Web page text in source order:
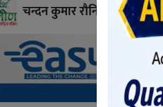
चन्दन कुमार राैनियार / सुनसरी